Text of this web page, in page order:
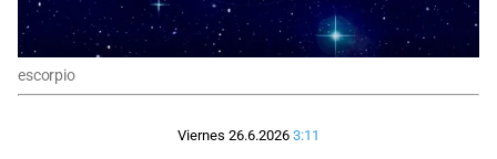
escorpio
Viernes 26.6.2026 3:11